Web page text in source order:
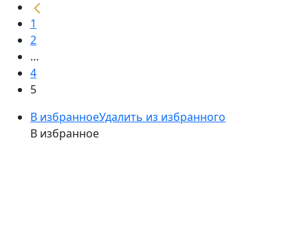
1
2
…
4
5
В избранноеУдалить из избранного
В избранное